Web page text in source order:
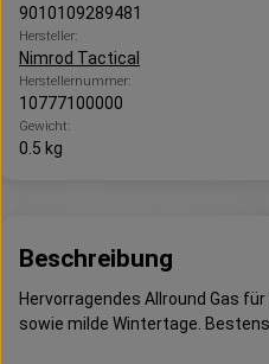
9010109289481
Hersteller:
Nimrod Tactical
Herstellernummer:
10777100000
Gewicht:
0.5 kg
Beschreibung
Hervorragendes Allround Gas
sowie milde Wintertage.